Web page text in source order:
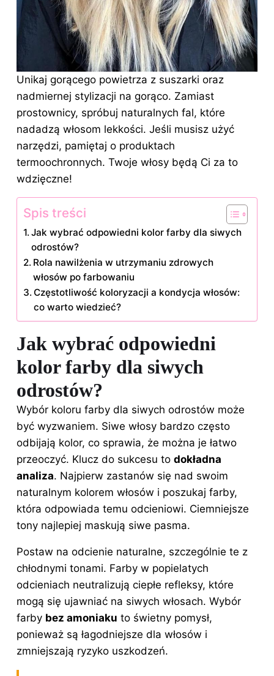
Unikaj gorącego powietrza z suszarki oraz
nadmiernej stylizacji na gorąco. Zamiast
prostownicy, spróbuj naturalnych fal, które
nadadzą włosom lekkości. Jeśli musisz użyć
narzędzi, pamiętaj o produktach
termoochronnych. Twoje włosy będą Ci za to
wdzięczne!
Spis treści
Jak wybrać odpowiedni kolor farby dla siwych
odrostów?
Rola nawilżenia w utrzymaniu zdrowych
włosów po farbowaniu
Częstotliwość koloryzacji a kondycja włosów:
co warto wiedzieć?
Jak wybrać odpowiedni
kolor farby dla siwych
odrostów?
Wybór koloru farby dla siwych odrostów może
być wyzwaniem. Siwe włosy bardzo często
odbijają kolor, co sprawia, że można je łatwo
przeoczyć. Klucz do sukcesu to dokładna
analiza. Najpierw zastanów się nad swoim
naturalnym kolorem włosów i poszukaj farby,
która odpowiada temu odcieniowi. Ciemniejsze
tony najlepiej maskują siwe pasma.
Postaw na odcienie naturalne, szczególnie te z
chłodnymi tonami. Farby w popielatych
odcieniach neutralizują ciepłe refleksy, które
mogą się ujawniać na siwych włosach. Wybór
farby bez amoniaku to świetny pomysł,
ponieważ są łagodniejsze dla włosów i
zmniejszają ryzyko uszkodzeń.